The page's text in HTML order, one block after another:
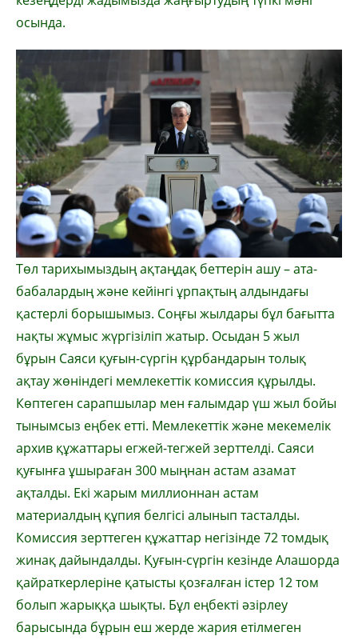
осында.
Төл тарихымыздың ақтаңдақ беттерін ашу – ата-
бабалардың және кейінгі ұрпақтың алдындағы
қастерлі борышымыз. Соңғы жылдары бұл бағытта
нақты жұмыс жүргізіліп жатыр. Осыдан 5 жыл
бұрын Саяси қуғын-сүргін құрбандарын толық
ақтау жөніндегі мемлекеттік комиссия құрылды.
Көптеген сарапшылар мен ғалымдар үш жыл бойы
тынымсыз еңбек етті. Мемлекеттік және мекемелік
архив құжаттары егжей-тегжей зерттелді. Саяси
қуғынға ұшыраған 300 мыңнан астам азамат
ақталды. Екі жарым миллионнан астам
материалдың құпия белгісі алынып тасталды.
Комиссия зерттеген құжаттар негізінде 72 томдық
жинақ дайындалды. Қуғын-сүргін кезінде Алашорда
қайраткерлеріне қатысты қозғалған істер 12 том
болып жарыққа шықты. Бұл еңбекті әзірлеу
барысында бұрын еш жерде жария етілмеген